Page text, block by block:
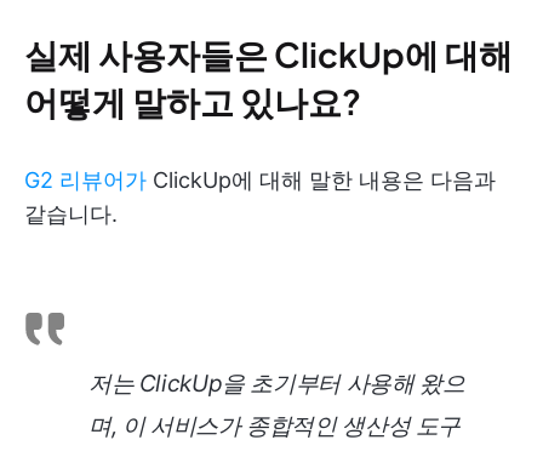
실제 사용자들은 ClickUp에 대해
어떻게 말하고 있나요?
G2 리뷰어가 ClickUp에 대해 말한 내용은 다음과
같습니다.
저는 ClickUp을 초기부터 사용해 왔으
며, 이 서비스가 종합적인 생산성 도구